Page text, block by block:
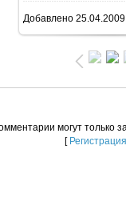
44.1Kb
Добавлено25.04.2009
могут только
[ Регистрация